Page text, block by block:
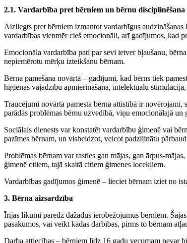
2.1. Vardarbība pret bērniem un bērnu disciplinēšana
Aizliegts pret bērniem izmantot vardarbīgus
vardarbības vienmēr cieš emocionāli, arī gadījumos, kad
Emocionāla vardarbība pati par sevi ietver bļaušanu,
nepiemērotu mērķu izteikšanu bērnam.
Bērna pamešana novārtā – gadījumi, kad bērns tiek
higiēnas vajadzību apmierināšana, intelektuālu
Traucējumi novārtā pamesta bērna attīstībā ir novērojami,
parādās problēmas bērnu uzvedībā, viņu emocionālajā un
Sociālais dienests var konstatēt vardarbību ģimenē vai
pazīmes bērnam, un visbeidzot, veicot padziļinātu
Problēmas bērnam var rasties gan mājas, gan ārpus-
ģimenē citiem, tajā skaitā citiem ģimenes locekļiem.
Vardarbības gadījumos ģimenē – lieciet bērnam iziet no
3. Bērna aizsardzība
Īrijas likumi paredz dažādus ierobežojumus bērniem.
pasākumos, vai veikt kādas darbības, pirms to bērnam
Darba attiecības – bērniem līdz 16 gadu vecumam nevar